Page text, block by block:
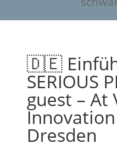
🇩🇪
SERIOUS
guest – At
Dresden